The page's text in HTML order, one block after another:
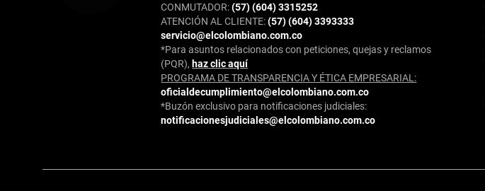
CONMUTADOR:(57) (604) 3315252
ATENCIÓN AL CLIENTE:(57) (604) 3393333
servicio@elcolombiano.com.co
*Para asuntos relacionados con peticiones, quejas y reclamos
(PQR), haz clic aquí
PROGRAMA DE TRANSPARENCIA Y ÉTICA EMPRESARIAL:
oficialdecumplimiento@elcolombiano.com.co
*Buzón exclusivo para notificaciones judiciales:
notificacionesjudiciales@elcolombiano.com.co